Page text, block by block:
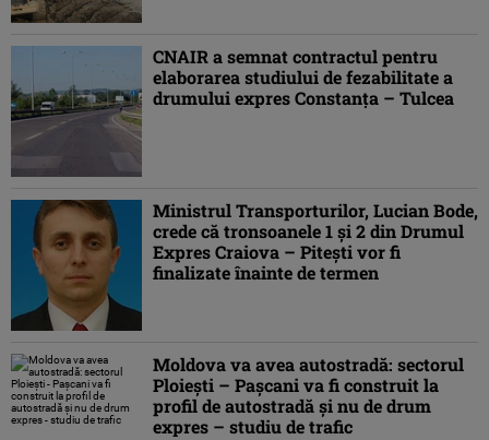
CNAIR a semnat contractul pentru
elaborarea studiului de fezabilitate a
drumului expres Constanța – Tulcea
Ministrul Transporturilor, Lucian Bode,
crede că tronsoanele 1 şi 2 din Drumul
Expres Craiova – Piteşti vor fi
finalizate înainte de termen
Moldova va avea autostradă: sectorul
Ploiești – Pașcani va fi construit la
profil de autostradă și nu de drum
expres – studiu de trafic